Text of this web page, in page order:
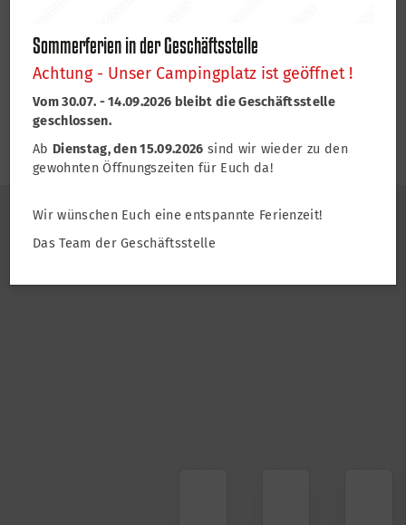
Sommerpause: 20.06. bis 31.08.2026 -> Erster Clubabend: Fr.
04.09.2026
Letzter Clubabend 2026: Fr. 18.12.2026
Sponsoren & Partner
Sommerferien in der Geschäftsstelle
Achtung - Unser Campingplatz ist geöffnet !
Vom 30.07. - 14.09.2026 bleibt die Geschäftsstelle
geschlossen.
Ab Dienstag, den 15.09.2026 sind wir wieder zu den
gewohnten Öffnungszeiten für Euch da!
Wir wünschen Euch eine entspannte Ferienzeit!
Das Team der Geschäftsstelle